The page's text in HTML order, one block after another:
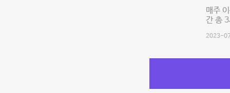
매주
간 총
2023-